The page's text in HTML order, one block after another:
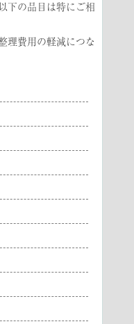
下の品目は特にご相
理費用の軽減につな